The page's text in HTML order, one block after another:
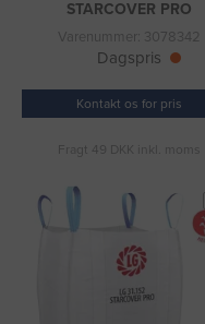
STARCOVER PRO
Varenummer: 3078342
Dagspris
Kontakt os for pris
Fragt 49 DKK inkl. moms